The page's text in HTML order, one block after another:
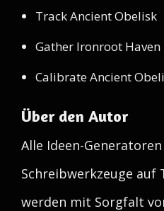
Track Ancient Obelisk
Gather Ironroot Haven
Calibrate Ancient
Über den Autor
Alle Ideen-
Schreibwerkzeuge auf
werden mit Sorgfalt